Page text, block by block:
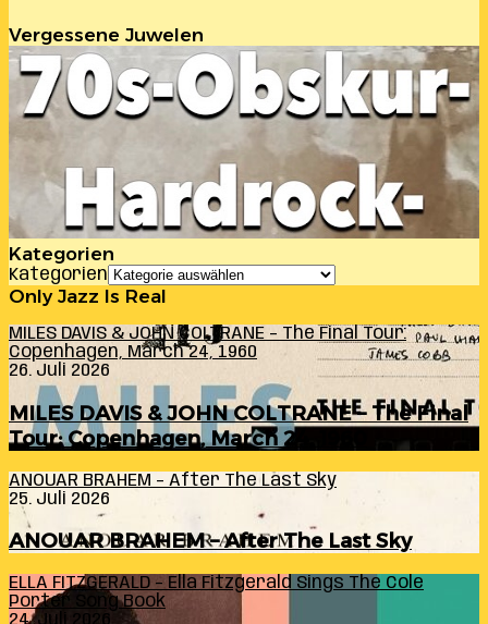
Vergessene Juwelen
Kategorien
Kategorien
Only Jazz Is Real
MILES DAVIS & JOHN COLTRANE – The Final Tour:
Copenhagen, March 24, 1960
26. Juli 2026
MILES DAVIS & JOHN COLTRANE – The Final
Tour: Copenhagen, March 24, 1960
ANOUAR BRAHEM – After The Last Sky
25. Juli 2026
ANOUAR BRAHEM – After The Last Sky
ELLA FITZGERALD – Ella Fitzgerald Sings The Cole
Porter Song Book